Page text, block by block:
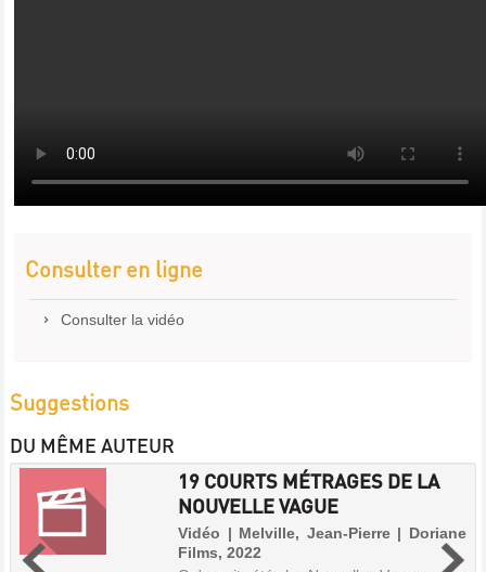
Consulter en ligne
Consulter la vidéo
Suggestions
DU MÊME AUTEUR
19 COURTS MÉTRAGES DE LA
NOUVELLE VAGUE
Vidéo | Melville, Jean-Pierre | Doriane
Films, 2022